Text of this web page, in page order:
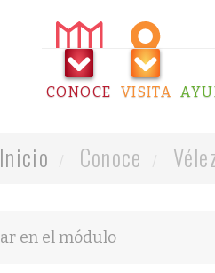
CONOCE VISITA
Inicio Conoce